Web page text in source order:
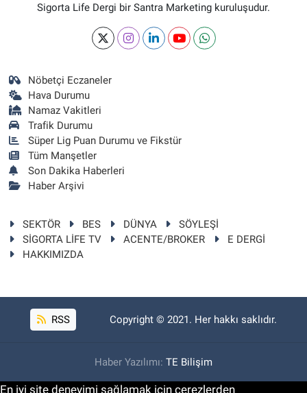
Sigorta Life Dergi bir Santra Marketing kuruluşudur.
Nöbetçi Eczaneler
Hava Durumu
Namaz Vakitleri
Trafik Durumu
Süper Lig Puan Durumu ve Fikstür
Tüm Manşetler
Son Dakika Haberleri
Haber Arşivi
SEKTÖR BES DÜNYA
SÖYLEŞİ
SİGORTA LİFE TV
ACENTE/BROKER
E DERGİ
HAKKIMIZDA
RSS Copyright © 2021. Her hakkı saklıdır.
Haber Yazılımı: TE Bilişim
En iyi site deneyimi sağlamak için çerezlerden